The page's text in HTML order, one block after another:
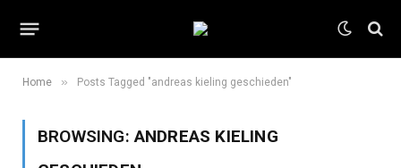
Home » Posts Tagged "andreas kieling geschieden"
BROWSING:ANDREAS KIELING